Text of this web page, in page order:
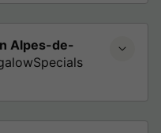
Alpes-de-